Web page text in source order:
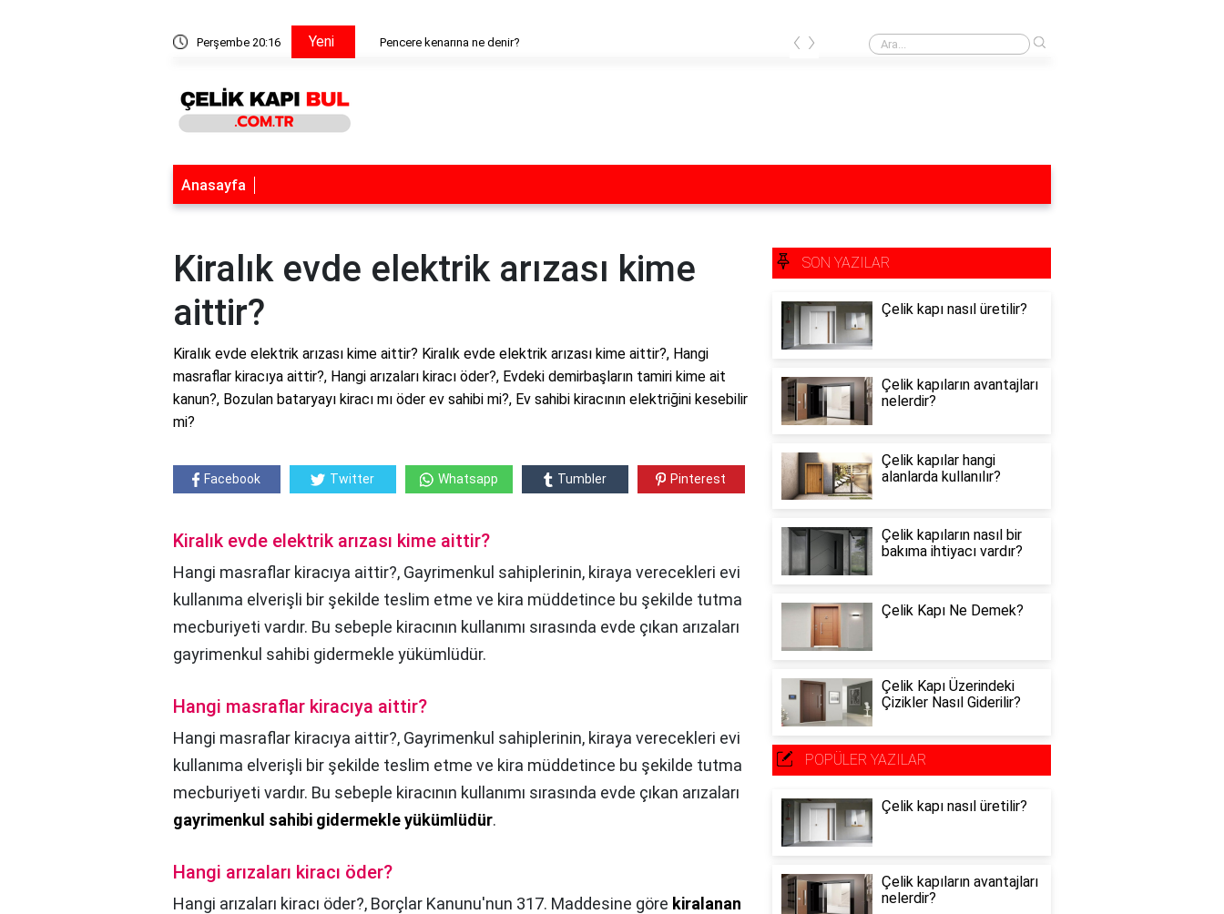
Perşembe 20:16 Yeni Pencere kenarına ne denir? Yağ lekesi yağlı mutfak dolapları neyle silinir?
‹ ›
Anasayfa
Kiralık evde elektrik arızası kime
aittir?
Kiralık evde elektrik arızası kime aittir? Kiralık evde elektrik arızası kime aittir?, Hangi
masraflar kiracıya aittir?, Hangi arızaları kiracı öder?, Evdeki demirbaşların tamiri kime ait
kanun?, Bozulan bataryayı kiracı mı öder ev sahibi mi?, Ev sahibi kiracının elektriğini kesebilir
mi?
Facebook Twitter Whatsapp Tumbler Pinterest
Kiralık evde elektrik arızası kime aittir?
Hangi masraflar kiracıya aittir?, Gayrimenkul sahiplerinin, kiraya verecekleri evi
kullanıma elverişli bir şekilde teslim etme ve kira müddetince bu şekilde tutma
mecburiyeti vardır. Bu sebeple kiracının kullanımı sırasında evde çıkan arızaları
gayrimenkul sahibi gidermekle yükümlüdür.
Hangi masraflar kiracıya aittir?
Hangi masraflar kiracıya aittir?, Gayrimenkul sahiplerinin, kiraya verecekleri evi
kullanıma elverişli bir şekilde teslim etme ve kira müddetince bu şekilde tutma
mecburiyeti vardır. Bu sebeple kiracının kullanımı sırasında evde çıkan arızaları
gayrimenkul sahibi gidermekle yükümlüdür.
Hangi arızaları kiracı öder?
Hangi arızaları kiracı öder?, Borçlar Kanunu'nun 317. Maddesine göre kiralanan
SON YAZILAR
Çelik kapı nasıl üretilir?
Çelik kapıların avantajları
nelerdir?
Çelik kapılar hangi
alanlarda kullanılır?
Çelik kapıların nasıl bir
bakıma ihtiyacı vardır?
Çelik Kapı Ne Demek?
Çelik Kapı Üzerindeki
Çizikler Nasıl Giderilir?
POPÜLER YAZILAR
Çelik kapı nasıl üretilir?
Çelik kapıların avantajları
nelerdir?